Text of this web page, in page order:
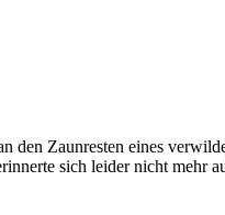
den Zaunresten eines
sich leider nicht mehr